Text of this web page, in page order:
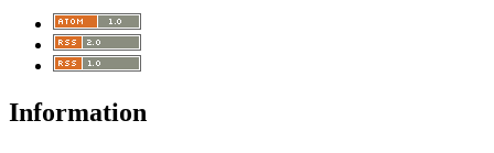
Information